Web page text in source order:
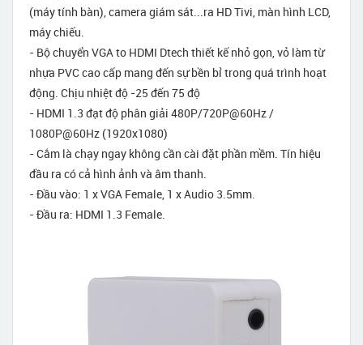
(máy tính bàn), camera giám sát...ra HD Tivi, màn hình LCD,
máy chiếu.
- Bộ chuyển VGA to HDMI Dtech thiết kế nhỏ gọn, vỏ làm từ
nhựa PVC cao cấp mang đến sự bền bỉ trong quá trình hoạt
động. Chịu nhiệt độ -25 đến 75 độ
- HDMI 1.3 đạt độ phân giải 480P/720P@60Hz /
1080P@60Hz (1920x1080)
- Cắm là chạy ngay không cần cài đặt phần mềm. Tín hiệu
đầu ra có cả hình ảnh và âm thanh.
- Đầu vào: 1 x VGA Female, 1 x Audio 3.5mm.
- Đầu ra: HDMI 1.3 Female.